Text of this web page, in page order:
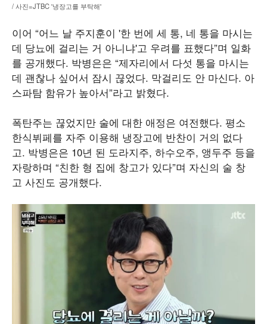
/ 사진=JTBC '냉장고를 부탁해'
이어 “어느 날 주지훈이 '한 번에 세 통, 네 통을 마시는
데 당뇨에 걸리는 거 아니냐'고 우려를 표했다”며 일화
를 공개했다. 박병은은 “제자리에서 다섯 통을 마시는
데 괜찮나 싶어서 잠시 끊었다. 막걸리도 안 마신다. 아
스파탐 함유가 높아서”라고 밝혔다.
폭탄주는 끊었지만 술에 대한 애정은 여전했다. 평소
한식뷔페를 자주 이용해 냉장고에 반찬이 거의 없다
고. 박병은은 10년 된 도라지주, 하수오주, 앵두주 등을
자랑하며 “친한 형 집에 창고가 있다”며 자신의 술 창
고 사진도 공개했다.